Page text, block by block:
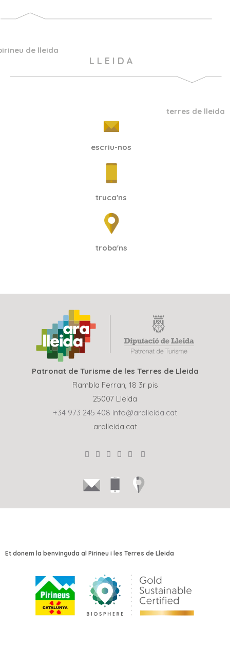
de lleida
L L E I D A
terres de lleida
escriu-nos
truca'ns
troba'ns
Patronat de Turisme de les Terres de Lleida
Rambla Ferran, 18 3r pis
25007 Lleida
+34 973 245 408 info@aralleida.cat
aralleida.cat
Et donem la benvinguda al Pirineu i les Terres de Lleida